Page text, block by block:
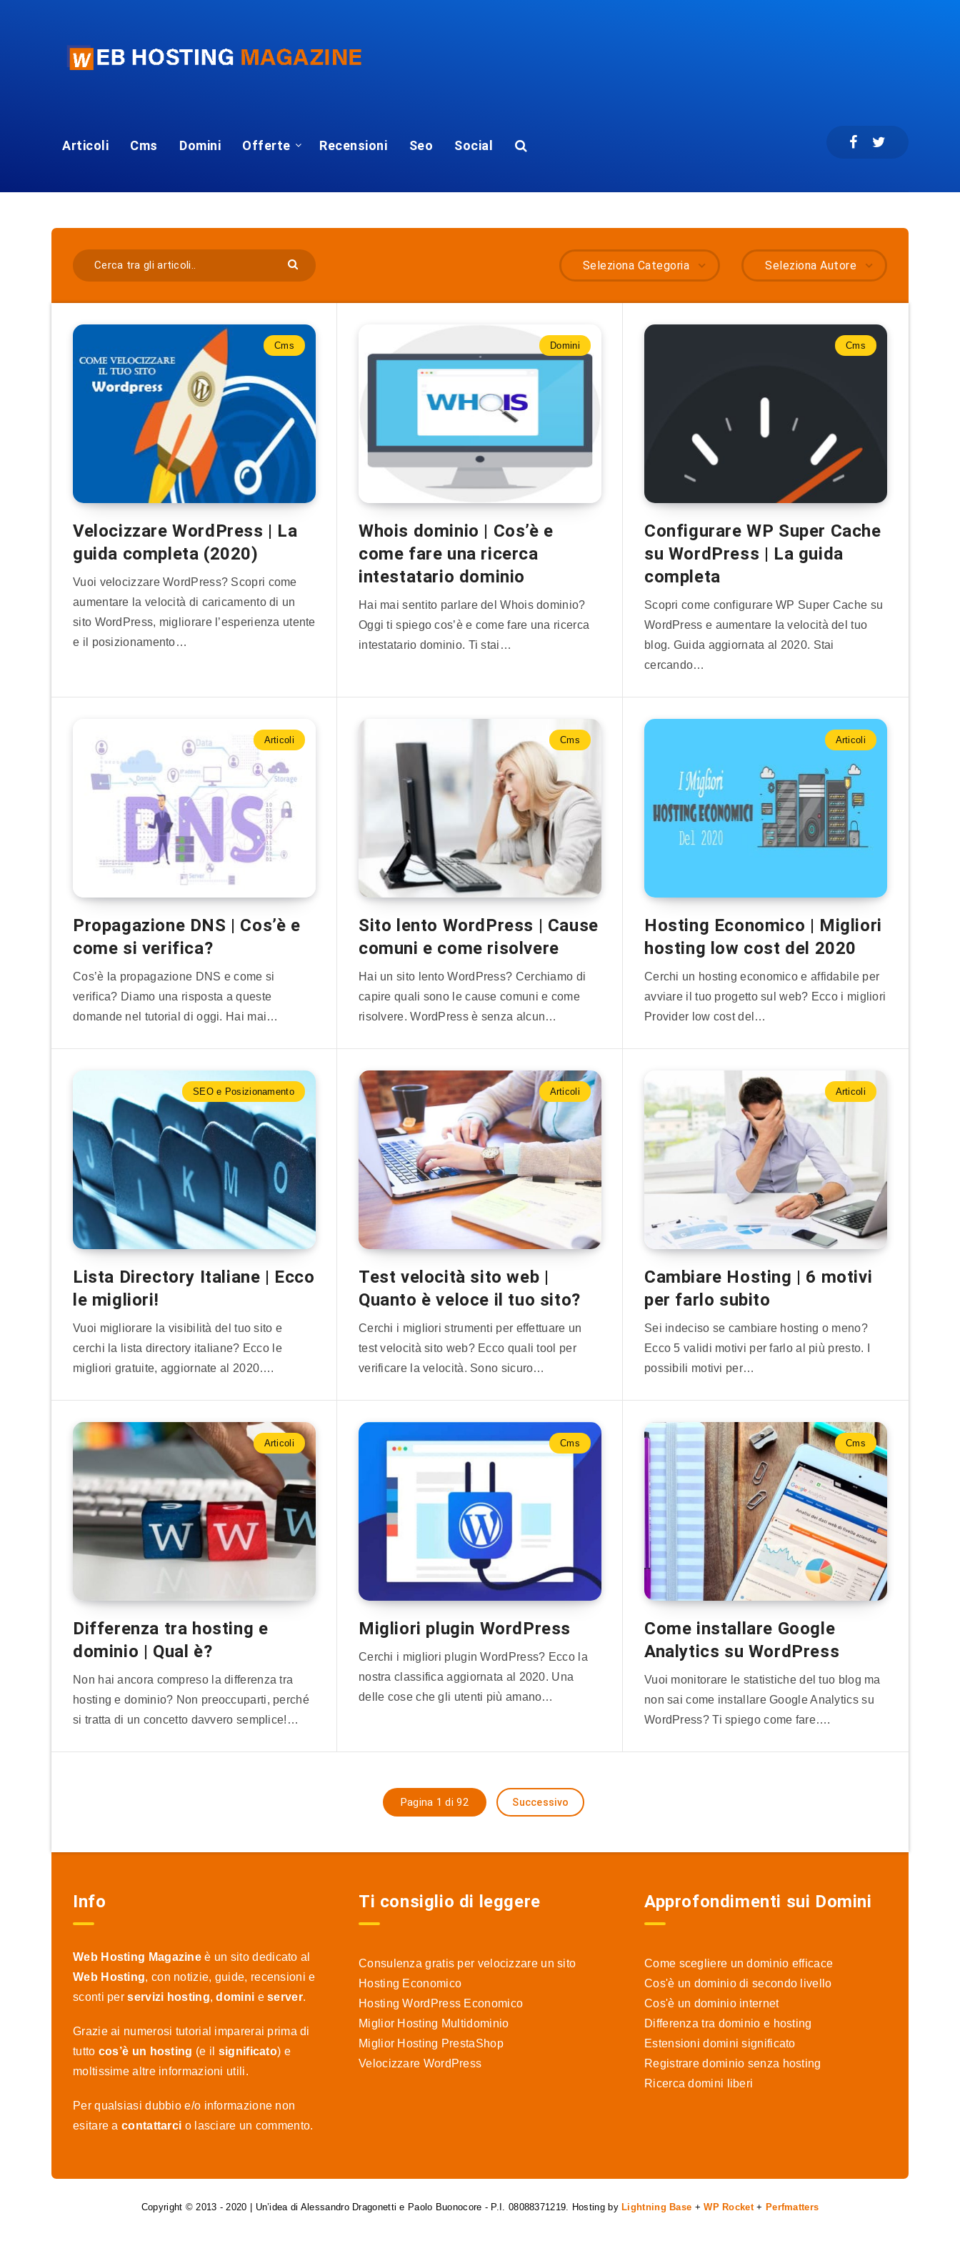
Articoli Cms Domini Offerte Recensioni Seo Social
Seleziona Autore
Seleziona Categoria
Cms
Velocizzare WordPress | La
guida completa (2020)
Vuoi velocizzare WordPress? Scopri come
aumentare la velocità di caricamento di un
sito WordPress, migliorare l’esperienza utente
e il posizionamento…
Domini
Whois dominio | Cos’è e
come fare una ricerca
intestatario dominio
Hai mai sentito parlare del Whois dominio?
Oggi ti spiego cos’è e come fare una ricerca
intestatario dominio. Ti stai…
Cms
Configurare WP Super Cache
su WordPress | La guida
completa
Scopri come configurare WP Super Cache su
WordPress e aumentare la velocità del tuo
blog. Guida aggiornata al 2020. Stai
cercando…
Articoli
Propagazione DNS | Cos’è e
come si verifica?
Cos’è la propagazione DNS e come si
verifica? Diamo una risposta a queste
domande nel tutorial di oggi. Hai mai…
Cms
Sito lento WordPress | Cause
comuni e come risolvere
Hai un sito lento WordPress? Cerchiamo di
capire quali sono le cause comuni e come
risolvere. WordPress è senza alcun…
Articoli
Hosting Economico | Migliori
hosting low cost del 2020
Cerchi un hosting economico e affidabile per
avviare il tuo progetto sul web? Ecco i migliori
Provider low cost del…
SEO e Posizionamento
Lista Directory Italiane | Ecco
le migliori!
Vuoi migliorare la visibilità del tuo sito e
cerchi la lista directory italiane? Ecco le
migliori gratuite, aggiornate al 2020….
Articoli
Test velocità sito web |
Quanto è veloce il tuo sito?
Cerchi i migliori strumenti per effettuare un
test velocità sito web? Ecco quali tool per
verificare la velocità. Sono sicuro…
Articoli
Cambiare Hosting | 6 motivi
per farlo subito
Sei indeciso se cambiare hosting o meno?
Ecco 5 validi motivi per farlo al più presto. I
possibili motivi per…
Articoli
Differenza tra hosting e
dominio | Qual è?
Non hai ancora compreso la differenza tra
hosting e dominio? Non preoccuparti, perché
si tratta di un concetto davvero semplice!…
Cms
Migliori plugin WordPress
Cerchi i migliori plugin WordPress? Ecco la
nostra classifica aggiornata al 2020. Una
delle cose che gli utenti più amano…
Cms
Come installare Google
Analytics su WordPress
Vuoi monitorare le statistiche del tuo blog ma
non sai come installare Google Analytics su
WordPress? Ti spiego come fare….
Pagina 1 di 92 Successivo
Info
Web Hosting Magazine è un sito dedicato al
Web Hosting, con notizie, guide, recensioni e
sconti perservizi hosting,domini eserver.
Grazie ai numerosi tutorial imparerai prima di
tutto cos’è un hosting (e il significato) e
moltissime altre informazioni utili.
Per qualsiasi dubbio e/o informazione non
esitare a contattarci o lasciare un commento.
Ti consiglio di leggere
Consulenza gratis per velocizzare un sito
Hosting Economico
Hosting WordPress Economico
Miglior Hosting Multidominio
Miglior Hosting PrestaShop
Velocizzare WordPress
Approfondimenti sui Domini
Come scegliere un dominio efficace
Cos'è un dominio di secondo livello
Cos'è un dominio internet
Differenza tra dominio e hosting
Estensioni domini significato
Registrare dominio senza hosting
Ricerca domini liberi
Copyright © 2013 - 2020 | Un’idea di Alessandro Dragonetti e Paolo Buonocore - P.I. 08088371219. Hosting by Lightning Base +WP Rocket+ Perfmatters